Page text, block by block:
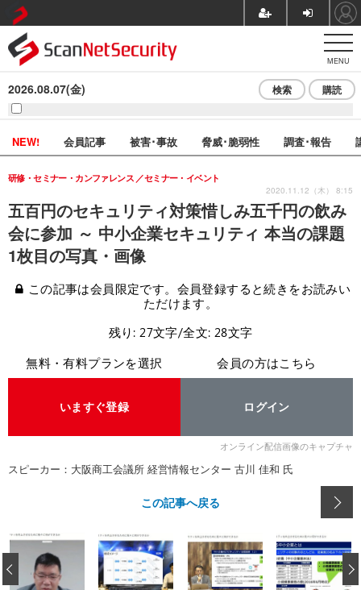
MENU
2026.08.07(金) 検索 購読
NEW! 会員記事 被害･事故 脅威･脆弱性 調査･報告
五百円のセキュリティ対策惜しみ五千円の飲み
会に参加 ～ 中小企業セキュリティ 本当の課題
1枚目の写真・画像
研修・セミナー・カンファレンス セミナー・イベント
2020.11.12（木） 8:15
この記事は会員限定です。会員登録すると続きをお読みい
ただけます。
残り: 27文字/全文: 28文字
無料・有料プランを選択
いますぐ登録
会員の方はこちら
ログイン
オンライン配信画像のキャプチャ
スピーカー：大阪商工会議所 経営情報センター 古川 佳和 氏
この記事へ戻る
‹